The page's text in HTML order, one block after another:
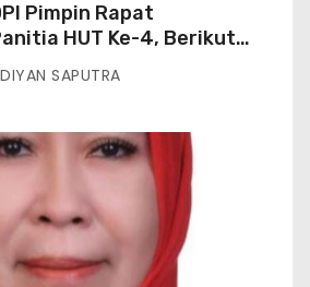
Pimpin Rapat
HUT Ke-4, Berikut
Kegiatannya
DIYAN SAPUTRA